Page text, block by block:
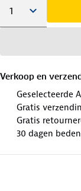
Verkoop en
Geselecteerde
Gratis
Gratis
30 dagen